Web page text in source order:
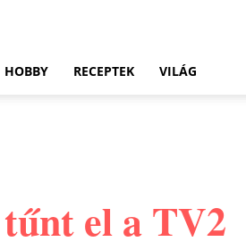
HOBBY RECEPTEK VILÁG
el a TV2